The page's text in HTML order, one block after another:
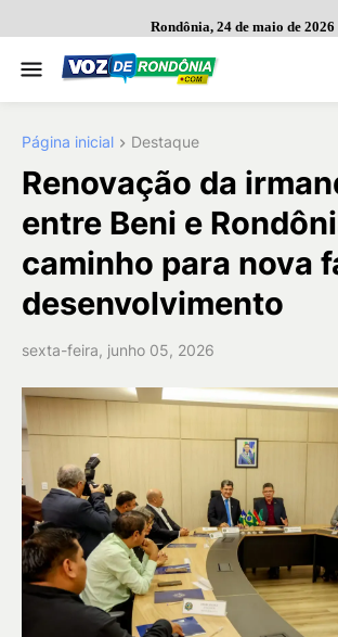
Rondônia, 24 de maio de 2026
Página inicial Destaque
Renovação da
entre Beni e
caminho para nova
desenvolvimento
sexta-feira, junho 05, 2026